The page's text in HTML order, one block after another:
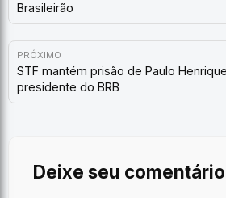
Brasileirão
PRÓXIMO
STF mantém prisão de Paulo
presidente do BRB
Deixe seu comentário